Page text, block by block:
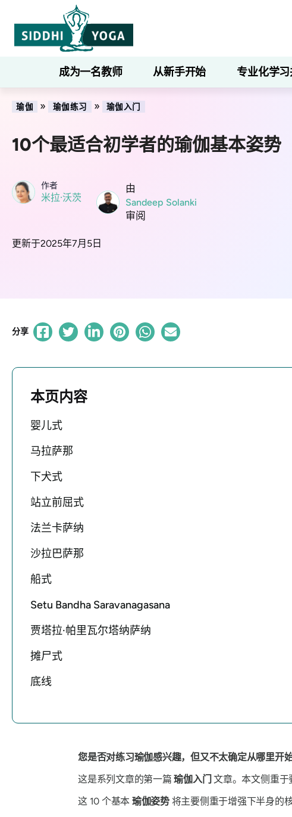
成为一名教师 从新手开始 专业化学
瑜伽 » 瑜伽练习 » 瑜伽入门
10个最适合初学者的瑜伽基本姿势
作者
米拉·沃茨
由
Sandeep Solanki
审阅
更新于2025年7月5日
分享
本页内容
婴儿式
马拉萨那
下犬式
站立前屈式
法兰卡萨纳
沙拉巴萨那
船式
Setu Bandha Saravanagasana
贾塔拉·帕里瓦尔塔纳萨纳
摊尸式
底线
您是否对练习瑜伽感兴趣，但又不太确定从哪里开始
这是系列文章的第一篇瑜伽入门 文章。本文侧重
这 10 个基本 瑜伽姿势将主要侧重于增强下半身的